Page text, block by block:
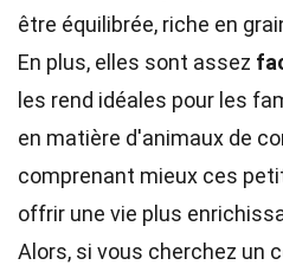
être équilibrée, riche en
En plus, elles sont assez
les rend idéales pour les
en matière d'animaux de
comprenant mieux ces
offrir une vie plus
Alors, si vous cherchez un